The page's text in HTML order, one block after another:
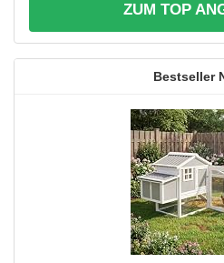
ZUM TOP